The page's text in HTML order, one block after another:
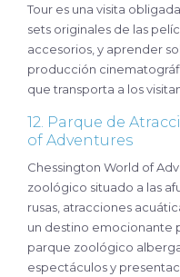
Tour es una visita
sets originales de las
accesorios, y aprender
producción
que transporta a los
12. Parque de
of Adventures
Chessington World of
zoológico situado a las
rusas, atracciones
un destino emocionante
parque zoológico
espectáculos y